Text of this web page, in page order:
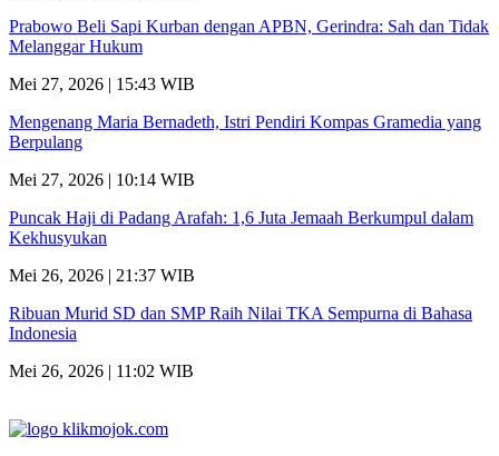
Prabowo Beli Sapi Kurban dengan APBN, Gerindra: Sah dan Tidak
Melanggar Hukum
Mei 27, 2026 | 15:43 WIB
Mengenang Maria Bernadeth, Istri Pendiri Kompas Gramedia yang
Berpulang
Mei 27, 2026 | 10:14 WIB
Puncak Haji di Padang Arafah: 1,6 Juta Jemaah Berkumpul dalam
Kekhusyukan
Mei 26, 2026 | 21:37 WIB
Ribuan Murid SD dan SMP Raih Nilai TKA Sempurna di Bahasa
Indonesia
Mei 26, 2026 | 11:02 WIB